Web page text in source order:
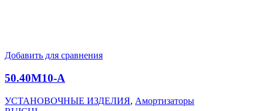
Добавить для сравнения
50.40M10-А
УСТАНОВОЧНЫЕ ИЗДЕЛИЯ, Амортизаторы